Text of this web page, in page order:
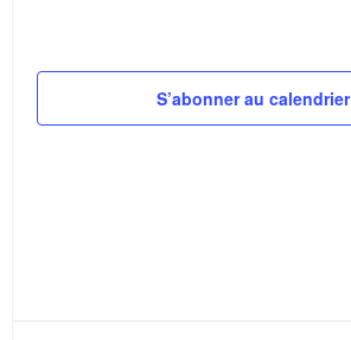
S’abonner au calendrier